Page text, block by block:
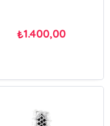
₺1.400,00